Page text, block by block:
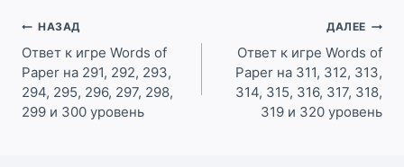
Навигация
по
записям
НАЗАД
Ответ к игре Words of
Paper на 291, 292, 293,
294, 295, 296, 297, 298,
299 и 300 уровень
ДАЛЕЕ
Ответ к игре Words of
Paper на 311, 312, 313,
314, 315, 316, 317, 318,
319 и 320 уровень